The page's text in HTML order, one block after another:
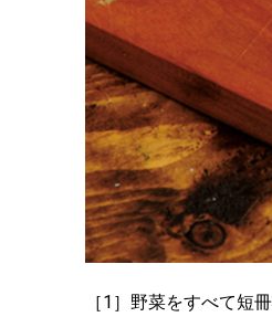
［1］野菜をすべて短